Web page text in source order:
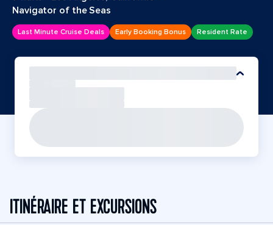
Navigator of the Seas
Last Minute Cruise Deals Early Booking Bonus Resident Rate
ITINÉRAIRE ET EXCURSIONS